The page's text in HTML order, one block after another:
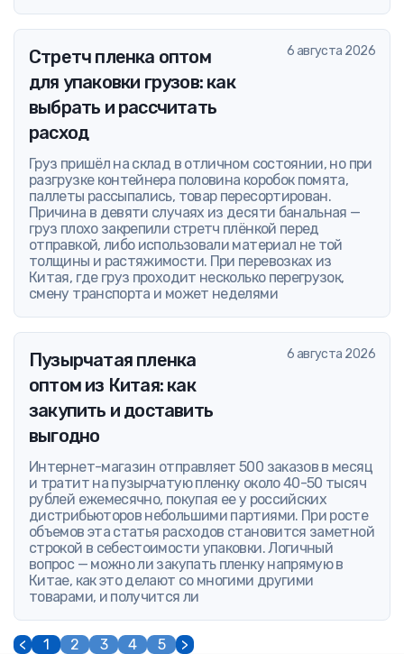
Стретч пленка оптом
для упаковки грузов: как
выбрать и рассчитать
расход
6 августа 2026
Груз пришёл на склад в отличном состоянии, но при
разгрузке контейнера половина коробок помята,
паллеты рассыпались, товар пересортирован.
Причина в девяти случаях из десяти банальная —
груз плохо закрепили стретч плёнкой перед
отправкой, либо использовали материал не той
толщины и растяжимости. При перевозках из
Китая, где груз проходит несколько перегрузок,
смену транспорта и может неделями
Пузырчатая пленка
оптом из Китая: как
закупить и доставить
выгодно
6 августа 2026
Интернет-магазин отправляет 500 заказов в месяц
и тратит на пузырчатую пленку около 40-50 тысяч
рублей ежемесячно, покупая ее у российских
дистрибьюторов небольшими партиями. При росте
объемов эта статья расходов становится заметной
строкой в себестоимости упаковки. Логичный
вопрос — можно ли закупать пленку напрямую в
Китае, как это делают со многими другими
товарами, и получится ли
< 1 2 3 4 5 >